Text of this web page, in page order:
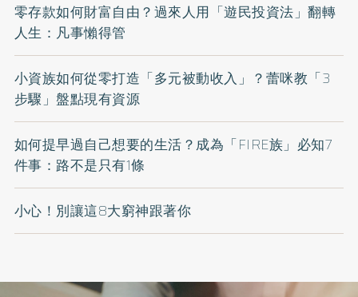
零存款如何財富自由？過來人用「遊民投資法」翻轉
人生：凡事懶得管
小資族如何從零打造「多元被動收入」？蕾咪教「3
步驟」盤點現有資源
如何提早過自己想要的生活？成為「FIRE族」必知7
件事：路不是只有1條
小心！別讓這8大窮神跟著你